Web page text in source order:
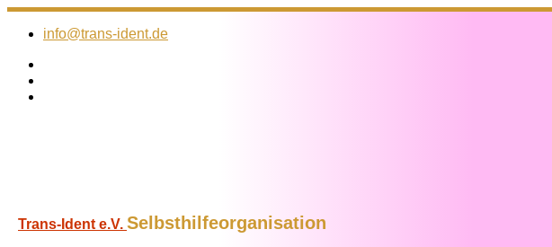
Zum
Inhalt
info@trans-ident.de
Trans-Ident e.V. Selbsthilfeorganisation